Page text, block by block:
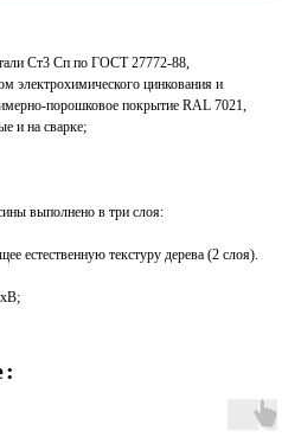
Ст3 Сп по ГОСТ 27772-88,
электрохимического цинкования и
порошковое покрытие RAL 7021,
и на сварке;
выполнено в три слоя:
естественную текстуру дерева (2 слоя).